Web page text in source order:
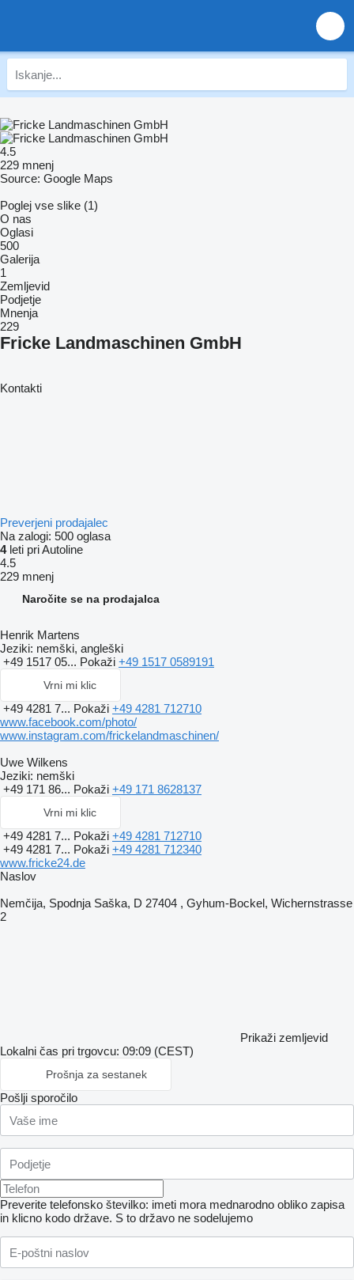
4.5
229 mnenj
Source: Google Maps
Poglej vse slike (1)
O nas
Oglasi
500
Galerija
1
Zemljevid
Podjetje
Mnenja
229
Fricke Landmaschinen GmbH
Kontakti
Preverjeni prodajalec
Na zalogi: 500 oglasa
4leti pri Autoline
4.5
229 mnenj
Naročite se na prodajalca
Henrik Martens
Jeziki: nemški, angleški
+49 1517 05... Pokaži +49 1517 0589191
Vrni mi klic
+49 4281 7... Pokaži +49 4281 712710
www.facebook.com/photo/
www.instagram.com/frickelandmaschinen/
Uwe Wilkens
Jeziki: nemški
+49 171 86... Pokaži +49 171 8628137
Vrni mi klic
+49 4281 7... Pokaži +49 4281 712710
+49 4281 7... Pokaži +49 4281 712340
www.fricke24.de
Naslov
Nemčija, Spodnja Saška, D 27404 , Gyhum-Bockel, Wichernstrasse
2
Prikaži zemljevid
Lokalni čas pri trgovcu: 09:09 (CEST)
Prošnja za sestanek
Pošlji sporočilo
Preverite telefonsko številko: imeti mora mednarodno obliko zapisa
in klicno kodo države. S to državo ne sodelujemo